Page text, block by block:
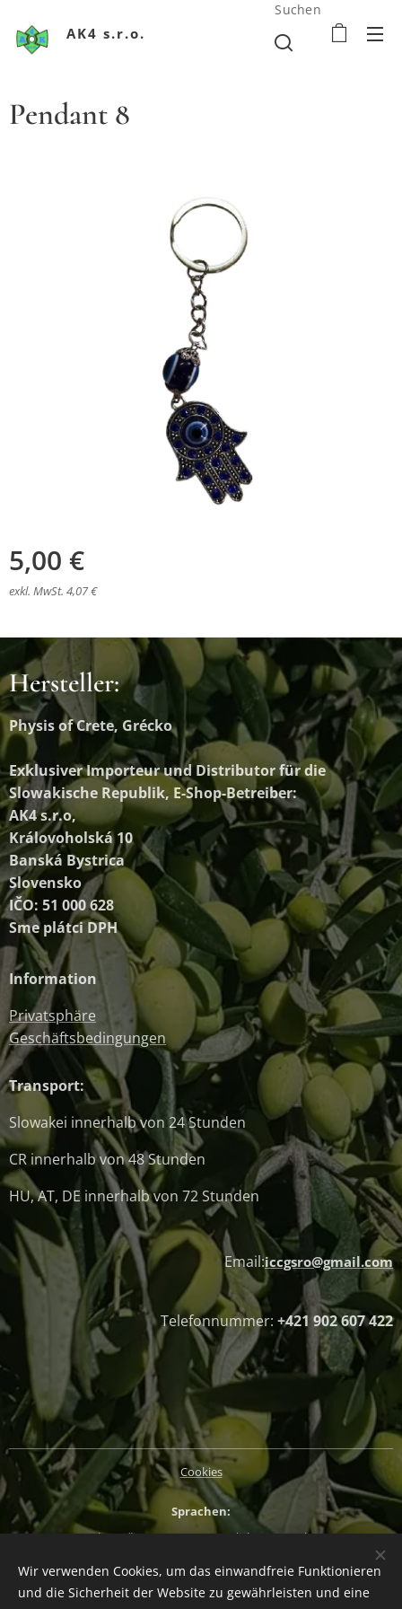
AK4 s.r.o.
Suchen
Pendant 8
5,00 €
exkl. MwSt. 4,07 €
Hersteller:
Physis of Crete, Grécko
Exklusiver Importeur und Distributorfür die
Slowakische Republik, E-Shop-Betreiber:
AK4 s.r.o,
Královoholská 10
Banská Bystrica
Slovensko
IČO: 51 000 628
Sme plátci DPH
Information
Privatsphäre
Geschäftsbedingungen
Transport:
Slowakei innerhalb von 24 Stunden
CR innerhalb von 48 Stunden
HU, AT, DE innerhalb von 72 Stunden
Email:iccgsro@gmail.com
Telefonnummer: +421 902 607 422
Cookies
Sprachen
Slovenčina
Magyar English Deutsch
Währung
EUR €
CZK Kč HUF Ft PLN zł
Wir verwenden Cookies, um das einwandfreie Funktionieren
und die Sicherheit der Website zu gewährleisten und eine